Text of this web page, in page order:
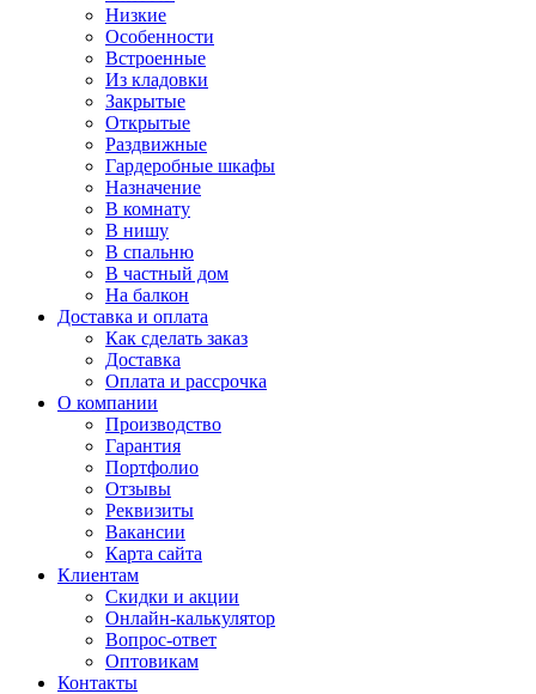
Низкие
Особенности
Встроенные
Из кладовки
Закрытые
Открытые
Раздвижные
Гардеробные шкафы
Назначение
В комнату
В нишу
В спальню
В частный дом
На балкон
Доставка и оплата
Как сделать заказ
Доставка
Оплата и рассрочка
О компании
Производство
Гарантия
Портфолио
Отзывы
Реквизиты
Вакансии
Карта сайта
Клиентам
Скидки и акции
Онлайн-калькулятор
Вопрос-ответ
Оптовикам
Контакты